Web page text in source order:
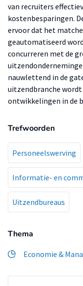
van recruiters
kostenbesparingen.
ervoor dat het
geautomatiseerd
concurreren met de
nauwlettend in de
uitzendbranche
ontwikkelingen in de
Trefwoorden
Personeelswerving
Informatie- en
Uitzendbureaus
Thema
Economie &